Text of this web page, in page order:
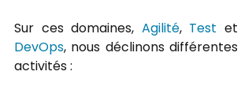
Sur ces domaines, Agilité, Test
DevOps, nous déclinons différentes
activités :